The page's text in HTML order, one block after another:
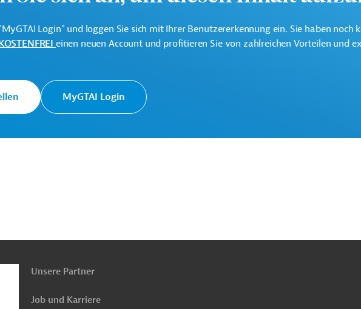
NEAR - Europäische Nachbarschaftspolitik und
Login" und loggen Sie sich mit Ihrer Benutzererkennung ein. Sie haben noch
einen neuen Account und profitieren Sie von zahlreichen Vorteilen und
MyGTAI Login
oben
Unsere Partner
Job und Karriere